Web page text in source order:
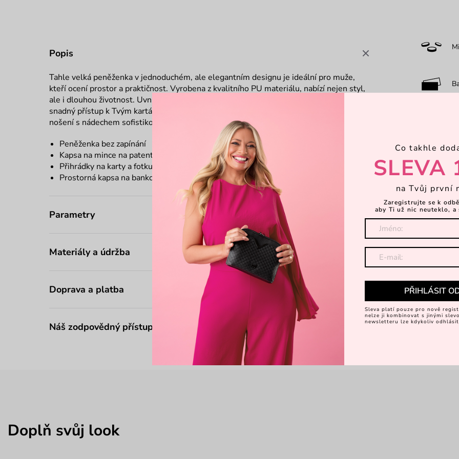
Popis
Tahle velká peněženka v jednoduchém, ale elegantním designu je ideální pro muže,
kteří ocení prostor a praktičnost. Vyrobena z kvalitního PU materiálu, nabízí nejen styl,
ale i dlouhou životnost. Uvnitř najdeš vnitřní klopu pro lepší organizaci, která zajišťuje
snadný přístup k Tvým kartám, bankovkám i dokladům. Perfektní volba pro každodenní
nošení s nádechem sofistikovanosti.
Peněženka bez zapínání
Kapsa na mince na patent
Přihrádky na karty a fotku
Prostorná kapsa na bankovky
Parametry
Materiály a údržba
Doprava a platba
Náš zodpovědný přístup
Doplň svůj look
Co takhle
SLEVA
na Tvůj první
Zaregistrujte se k
aby Ti už nic neuteklo, a
PŘIHLÁSIT
Sleva platí pouze pro nově
nelze ji kombinovat s jinými
newsletteru lze kdykoliv